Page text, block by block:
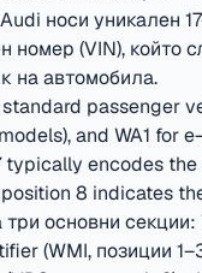
носи уникален
номер (VIN), който
на автомобила.
passenger
and WA1 for
typically encodes the
8 indicates
основни секции:
(WMI, позиции